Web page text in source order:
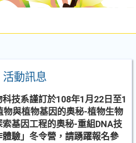
活動訊息
技系謹訂於108年1月22日至1
物與植物基因的奧秘-植物生物
基因工程的奧秘-重組DNA技
驗」冬令營，請踴躍報名參